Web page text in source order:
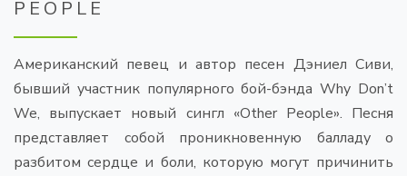
PEOPLE
Американский певец и автор песен Дэниел Сиви,
бывший участник популярного бой-бэнда Why Don’t
We, выпускает новый сингл «Other People». Песня
представляет собой проникновенную балладу о
разбитом сердце и боли, которую могут причинить